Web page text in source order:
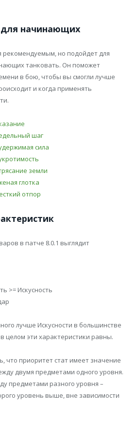
начинающих
рекомендуемым, но подойдет для
танковать. Он поможет
в бою, чтобы вы смогли лучше
и когда применять
шаг
сила
земли
глотка
отпор
в патче 8.0.1 выглядит
>= Искусность
лучше Искусности в большинстве
целом эти характеристики равны.
что приоритет стат имеет значение
двумя предметами одного уровня.
предметами разного уровня –
уровень выше, вне зависимости